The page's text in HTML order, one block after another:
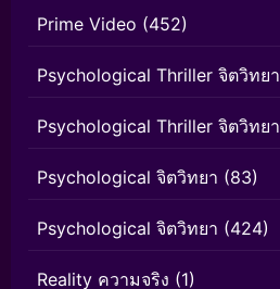
Prime Video (452)
Psychological Thriller จิตวิทยา
Psychological Thriller จิตวิทยา
Psychological จิตวิทยา (83)
Psychological จิตวิทยา (424)
Reality ความจริง (1)